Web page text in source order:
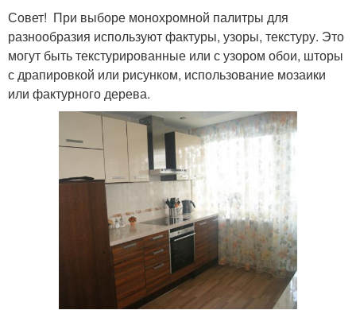
Совет! При выборе монохромной палитры для
разнообразия используют фактуры, узоры, текстуру. Это
могут быть текстурированные или с узором обои, шторы
с драпировкой или рисунком, использование мозаики
или фактурного дерева.